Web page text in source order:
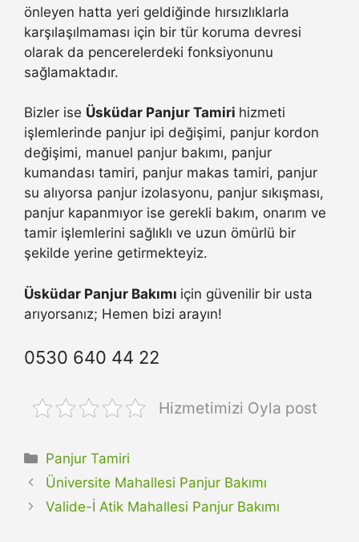
önleyen hatta yeri geldiğinde hırsızlıklarla
karşılaşılmaması için bir tür koruma devresi
olarak da pencerelerdeki fonksiyonunu
sağlamaktadır.
Bizler ise Üsküdar Panjur Tamiri hizmeti
işlemlerinde panjur ipi değişimi, panjur kordon
değişimi, manuel panjur bakımı, panjur
kumandası tamiri, panjur makas tamiri, panjur
su alıyorsa panjur izolasyonu, panjur sıkışması,
panjur kapanmıyor ise gerekli bakım, onarım ve
tamir işlemlerini sağlıklı ve uzun ömürlü bir
şekilde yerine getirmekteyiz.
Üsküdar Panjur Bakımı için güvenilir bir usta
arıyorsanız; Hemen bizi arayın!
0530 640 44 22
Hizmetimizi Oyla post
Kategoriler
Panjur Tamiri
Üniversite Mahallesi Panjur Bakımı
Valide-İ Atik Mahallesi Panjur Bakımı